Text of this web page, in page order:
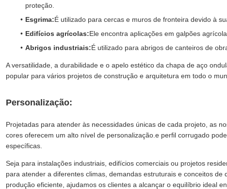
proteção.
Esgrima:É utilizado para cercas e muros de fronteira devido à
Edifícios agrícolas:Ele encontra aplicações em galpões
Abrigos industriais:É utilizado para abrigos de canteiros de
A versatilidade, a durabilidade e o apelo estético da chapa de aço
popular para vários projetos de construção e arquitetura em todo o
Personalização:
Projetadas para atender às necessidades únicas de cada projeto, as
cores oferecem um alto nível de personalização.e perfil corrugado
específicas.
Seja para instalações industriais, edifícios comerciais ou projetos
para atender a diferentes climas, demandas estruturais e conceitos
produção eficiente, ajudamos os clientes a alcançar o equilíbrio ideal